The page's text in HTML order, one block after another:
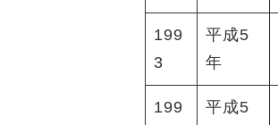
199
3
平成5
年
199
平成5